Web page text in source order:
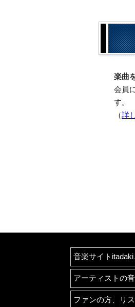
楽曲
会員
す。
（詳
音楽サイトitadaki
アーティストの
ファンの方、リス